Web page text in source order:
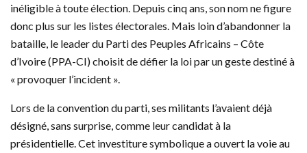
inéligible à toute élection. Depuis cinq ans, son nom ne figure
donc plus sur les listes électorales. Mais loin d’abandonner la
bataille, le leader du Parti des Peuples Africains – Côte
d’Ivoire (PPA-CI) choisit de défier la loi par un geste destiné à
« provoquer l’incident ».
Lors de la convention du parti, ses militants l’avaient déjà
désigné, sans surprise, comme leur candidat à la
présidentielle. Cet investiture symbolique a ouvert la voie au